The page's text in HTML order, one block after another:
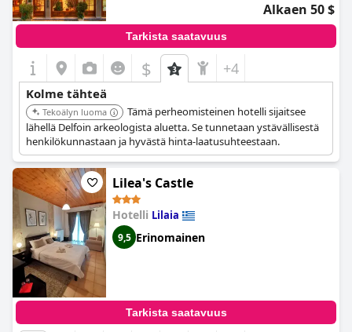
Alkaen 50 $
Tarkista saatavuus
$ +4
Kolme tähteä
Tekoälyn luoma
Tämä perheomisteinen hotelli sijaitsee
lähellä Delfoin arkeologista aluetta. Se tunnetaan ystävällisestä
henkilökunnastaan ja hyvästä hinta-laatusuhteestaan.
Lilea's Castle
Hotelli Lilaia
9,5 Erinomainen
Tarkista saatavuus